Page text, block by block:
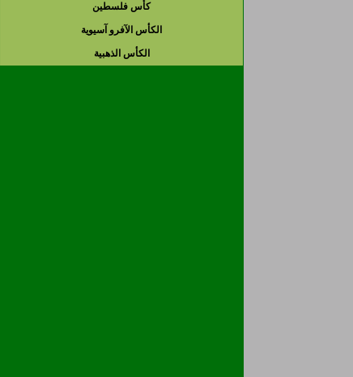
كأس فلسطين
الكأس الآفرو آسيوية
الكأس الذهبية